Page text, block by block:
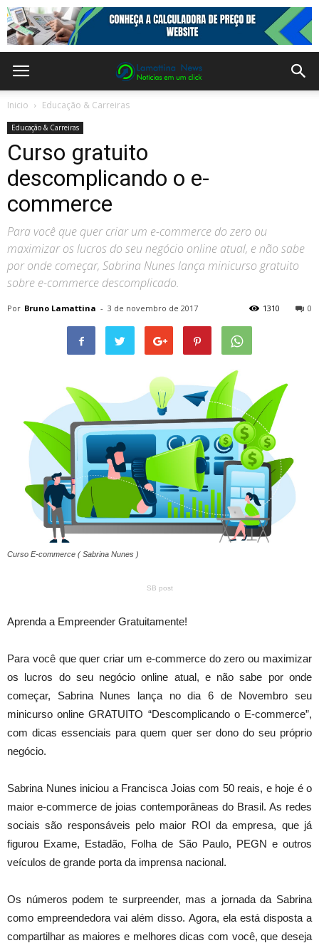
Inicio Educação & Carreiras
Educação & Carreiras
Curso gratuito
descomplicando o e-
commerce
Para você que quer criar um e-commerce do zero ou
maximizar os lucros do seu negócio online atual, e não sabe
por onde começar, Sabrina Nunes lança minicurso gratuito
sobre e-commerce descomplicado.
Por Bruno Lamattina - 3 de novembro de 2017 0
1310
Curso E-commerce ( Sabrina Nunes )
SB post
Aprenda a Empreender Gratuitamente!
Para você que quer criar um e-commerce do zero ou maximizar
os lucros do seu negócio online atual, e não sabe por onde
começar, Sabrina Nunes lança no dia 6 de Novembro seu
minicurso online GRATUITO “Descomplicando o E-commerce”,
com dicas essenciais para quem quer ser dono do seu próprio
negócio.
Sabrina Nunes iniciou a Francisca Joias com 50 reais, e hoje é o
maior e-commerce de joias contemporâneas do Brasil. As redes
sociais são responsáveis pelo maior ROI da empresa, que já
figurou Exame, Estadão, Folha de São Paulo, PEGN e outros
veículos de grande porta da imprensa nacional.
Os números podem te surpreender, mas a jornada da Sabrina
como empreendedora vai além disso. Agora, ela está disposta a
compartilhar as maiores e melhores dicas com você, que deseja